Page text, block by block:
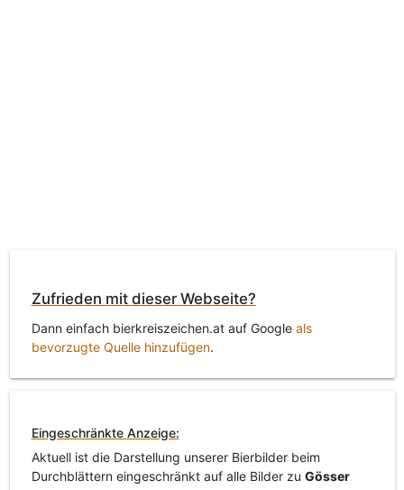
Zufrieden mit dieser Webseite?
Dann einfach bierkreiszeichen.at auf Google als
bevorzugte Quelle hinzufügen.
Eingeschränkte Anzeige:
Aktuell ist die Darstellung unserer Bierbilder beim
Durchblättern eingeschränkt auf alle Bilder zu Gösser